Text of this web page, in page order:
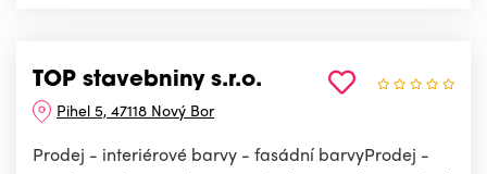
TOP stavebniny s.r.o.
Pihel 5, 47118 Nový Bor
Prodej - interiérové barvy - fasádní barvyProdej -